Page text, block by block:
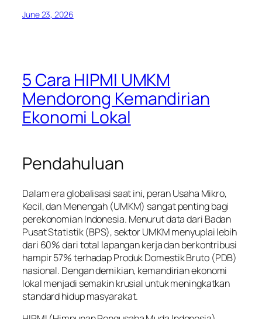
June 23, 2026
5 Cara HIPMI UMKM
Mendorong Kemandirian
Ekonomi Lokal
Pendahuluan
Dalam era globalisasi saat ini, peran Usaha Mikro,
Kecil, dan Menengah (UMKM) sangat penting bagi
perekonomian Indonesia. Menurut data dari Badan
Pusat Statistik (BPS), sektor UMKM menyuplai lebih
dari 60% dari total lapangan kerja dan berkontribusi
hampir 57% terhadap Produk Domestik Bruto (PDB)
nasional. Dengan demikian, kemandirian ekonomi
lokal menjadi semakin krusial untuk meningkatkan
standard hidup masyarakat.